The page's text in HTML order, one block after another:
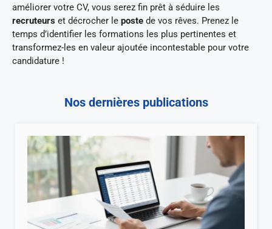
améliorer votre CV, vous serez fin prêt à séduire les
recruteurs et décrocher le poste de vos rêves. Prenez le
temps d’identifier les formations les plus pertinentes et
transformez-les en valeur ajoutée incontestable pour votre
candidature !
Nos dernières publications